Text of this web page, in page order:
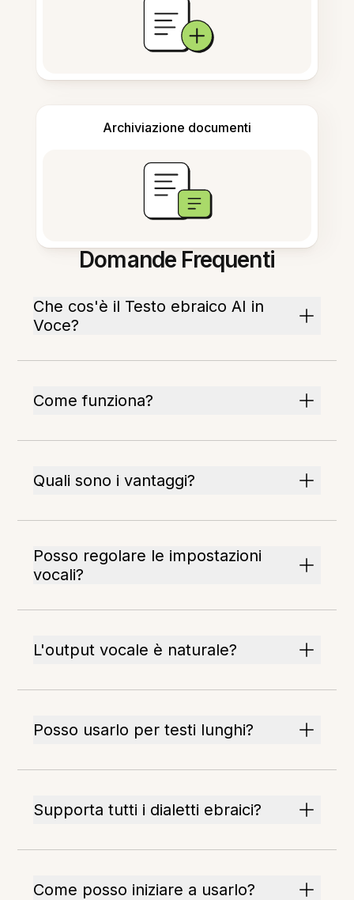
Archiviazione documenti
Domande Frequenti
Che cos'è il Testo ebraico AI in
Voce?
Come funziona?
Quali sono i vantaggi?
Posso regolare le impostazioni
vocali?
L'output vocale è naturale?
Posso usarlo per testi lunghi?
Supporta tutti i dialetti ebraici?
Come posso iniziare a usarlo?